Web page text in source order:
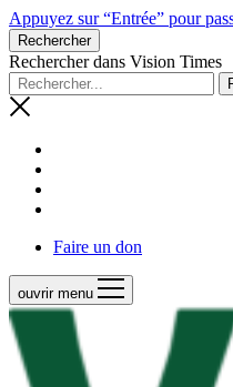
Appuyez sur “Entrée” pour
Rechercher
Rechercher dans Vision Times
Faire un don
ouvrir menu